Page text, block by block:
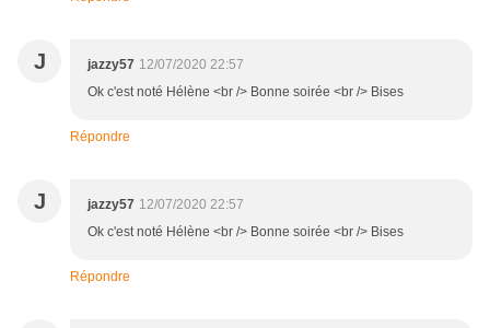
J jazzy57 12/07/2020 22:57
Ok c'est noté Hélène <br /> Bonne soirée <br /> Bises
Répondre
J jazzy57 12/07/2020 22:57
Ok c'est noté Hélène <br /> Bonne soirée <br /> Bises
Répondre